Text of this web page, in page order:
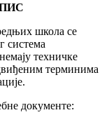
школа се
система
техничке
терминима
документе: